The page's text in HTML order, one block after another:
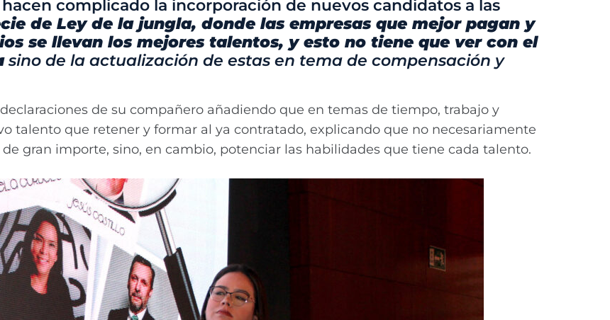
complicado la incorporación de nuevos candidatos a las
de Ley de la jungla, donde las empresas que mejor pagan y
se llevan los mejores talentos, y esto no tiene que ver con el
sino de la actualización de estas en tema de compensación y
de su compañero añadiendo que en temas de tiempo, trabajo y
talento que retener y formar al ya contratado, explicando que no necesariamente
gran importe, sino, en cambio, potenciar las habilidades que tiene cada talento.